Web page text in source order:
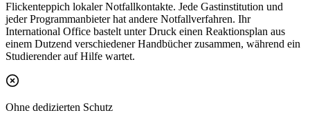
Flickenteppich lokaler Notfallkontakte. Jede Gastinstitution und
jeder Programmanbieter hat andere Notfallverfahren. Ihr
International Office bastelt unter Druck einen Reaktionsplan aus
einem Dutzend verschiedener Handbücher zusammen, während ein
Studierender auf Hilfe wartet.
Ohne dedizierten Schutz